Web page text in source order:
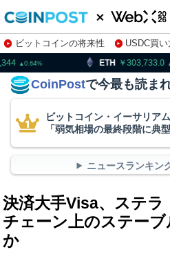
ビットコインの将来性 USDC買い
株特集・関連銘柄
303,733.0 XRP
CoinPostで今最も読ま
ビットコイン・イーサリアム
「弱気相場の最終段階に典
ニュースランキン
決済大手Visa、ステラ
チェーン上のステー
か